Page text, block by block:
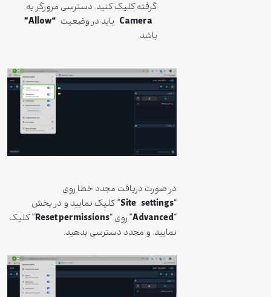
گرفته کلیک کنید. دسترسی مرورگر به
Camera باید در وضعیت “Allow”
باشد.
در صورت دریافت مجدد خطا روی
“
Site settings
” کلیک نمایید و در بخش
“
Advanced” روی “Reset permissions” کلیک
نمایید. و مجدد دسترسی بدهید.